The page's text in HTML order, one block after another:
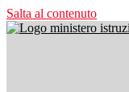
Salta al contenuto